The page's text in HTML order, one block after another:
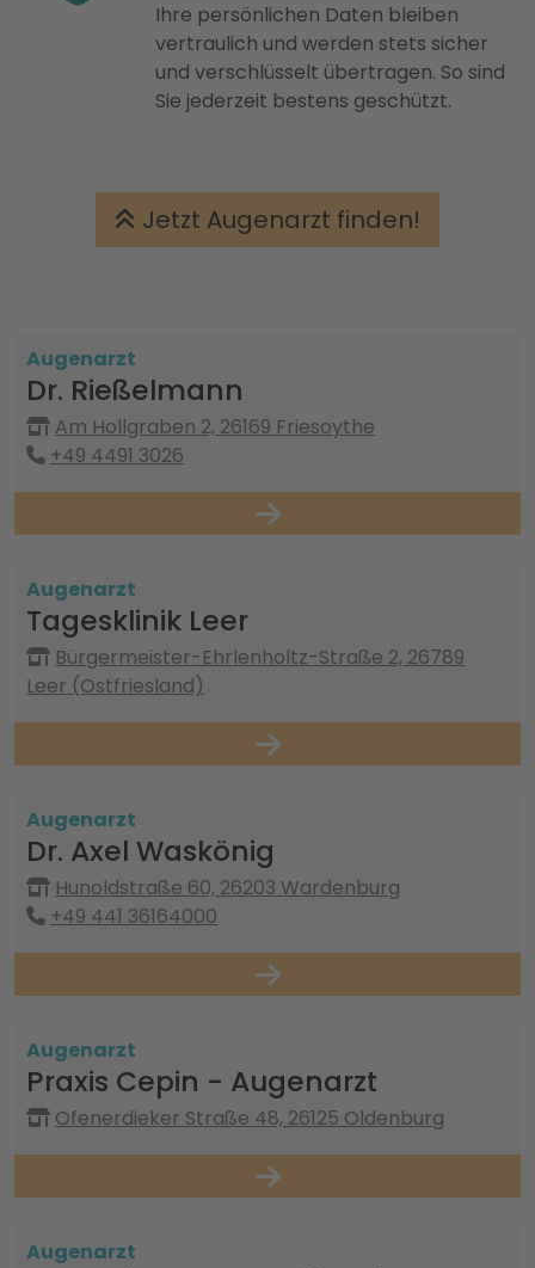
Ihre persönlichen Daten bleiben
vertraulich und werden stets sicher
und verschlüsselt übertragen. So sind
Sie jederzeit bestens geschützt.
Jetzt Augenarzt finden!
Augenarzt
Dr. Rießelmann
Am Hollgraben 2, 26169 Friesoythe
+49 4491 3026
Augenarzt
Tagesklinik Leer
Bürgermeister-Ehrlenholtz-Straße 2, 26789
Leer (Ostfriesland)
Augenarzt
Dr. Axel Waskönig
Hunoldstraße 60, 26203 Wardenburg
+49 441 36164000
Augenarzt
Praxis Cepin - Augenarzt
Ofenerdieker Straße 48, 26125 Oldenburg
Augenarzt